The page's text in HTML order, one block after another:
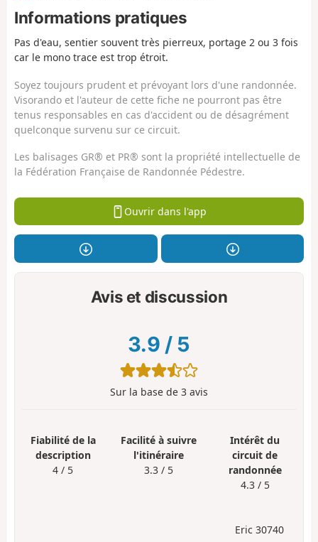
Informations pratiques
Pas d'eau, sentier souvent très pierreux, portage 2 ou 3 fois
car le mono trace est trop étroit.
Soyez toujours prudent et prévoyant lors d'une randonnée.
Visorando et l'auteur de cette fiche ne pourront pas être
tenus responsables en cas d'accident ou de désagrément
quelconque survenu sur ce circuit.
Les balisages GR® et PR® sont la propriété intellectuelle de
la Fédération Française de Randonnée Pédestre.
Ouvrir dans l'app
Avis et discussion
3.9 / 5
Sur la base de 3 avis
Fiabilité de la
description
4 / 5
Facilité à suivre
l'itinéraire
3.3 / 5
Intérêt du
circuit de
randonnée
4.3 / 5
Eric 30740